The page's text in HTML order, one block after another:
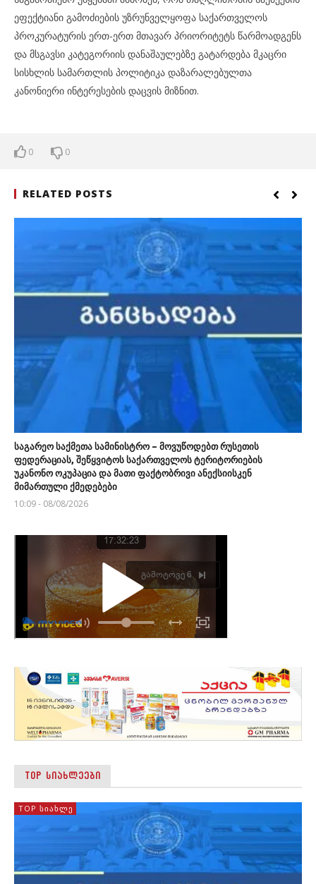
ეფექტიანი გამოძიების უზრუნველყოფა საქართველოს
პროკურატურის ერთ-ერთ მთავარ პრიორიტეტს წარმოადგენს
და მსგავსი კატეგორიის დანაშაულებზე გატარდება მკაცრი
სისხლის სამართლის პოლიტიკა დაზარალებულთა
კანონიერი ინტერესების დაცვის მიზნით.
0 0
RELATED POSTS
საგარეო საქმეთა სამინისტრო – მოვუწოდებთ რუსეთის
ფედერაციას, შეწყვიტოს საქართველოს ტერიტორიების
უკანონო ოკუპაცია და მათი ფაქტობრივი ანექსიისკენ
მიმართული ქმედებები
10:09 - 08/08/2026
TOP ᲡᲘᲐᲮᲚᲔᲔᲑᲘ
TOP ᲡᲘᲐᲮᲚᲔ